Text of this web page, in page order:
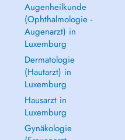
Augenheilkunde
(Ophthalmologie -
Augenarzt) in
Luxemburg
Dermatologie
(Hautarzt) in
Luxemburg
Hausarzt in
Luxemburg
Gynäkologie